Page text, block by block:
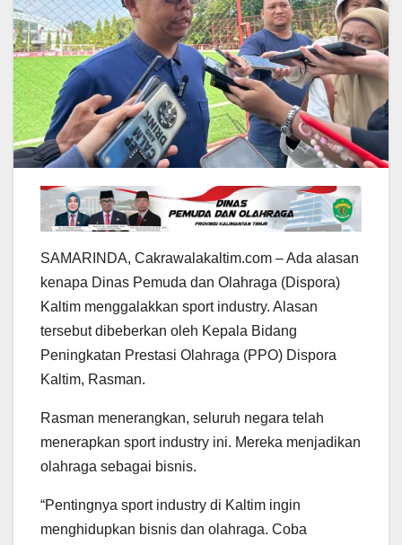
SAMARINDA, Cakrawalakaltim.com – Ada alasan
kenapa Dinas Pemuda dan Olahraga (Dispora)
Kaltim menggalakkan sport industry. Alasan
tersebut dibeberkan oleh Kepala Bidang
Peningkatan Prestasi Olahraga (PPO) Dispora
Kaltim, Rasman.
Rasman menerangkan, seluruh negara telah
menerapkan sport industry ini. Mereka menjadikan
olahraga sebagai bisnis.
“Pentingnya sport industry di Kaltim ingin
menghidupkan bisnis dan olahraga. Coba